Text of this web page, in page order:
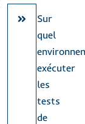
Sur
quel
exécuter
les
tests
de